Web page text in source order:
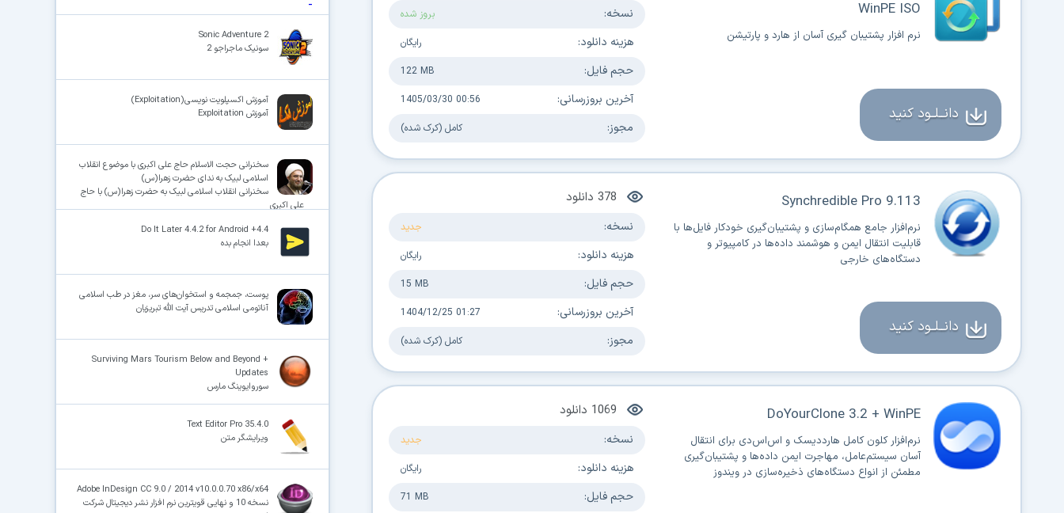
WinPE ISO
نرم افزار پشتیبان گیری آسان از هارد و پارتیشن
نسخه: بروز شده
هزینه دانلود: رایگان
حجم فایل: 122 MB
آخرین بروزرسانی: 1405/03/30 00:56
مجوز: کامل (کرک شده)
دانــلــود کنید
Synchredible Pro 9.113
نرم‌افزار جامع همگام‌سازی و پشتیبان‌گیری خودکار فایل‌ها با
قابلیت انتقال ایمن و هوشمند داده‌ها در کامپیوتر و
دستگاه‌های خارجی
378 دانلود
نسخه: جدید
هزینه دانلود: رایگان
حجم فایل: 15 MB
آخرین بروزرسانی: 1404/12/25 01:27
مجوز: کامل (کرک شده)
دانــلــود کنید
DoYourClone 3.2 + WinPE
نرم‌افزار کلون کامل هارددیسک و اس‌اس‌دی برای انتقال
آسان سیستم‌عامل، مهاجرت ایمن داده‌ها و پشتیبان‌گیری
مطمئن از انواع دستگاه‌های ذخیره‌سازی در ویندوز
1069 دانلود
نسخه: جدید
هزینه دانلود: رایگان
حجم فایل: 71 MB
Sonic Adventure 2
سونیک ماجراجو 2
آموزش اکسپلویت نویسی(Exploitation)
آموزش Exploitation
سخنرانی حجت الاسلام حاج علی اکبری با موضوع انقلاب
اسلامی لبیک به ندای حضرت زهرا(س)
سخنرانی انقلاب اسلامی لبیک به حضرت زهرا(س) با حاج
علی اکبری
Do It Later 4.4.2 for Android +4.4
بعدا انجام بده
پوست، جمجمه و استخوان‌های سر، مغز در طب اسلامی
آناتومی اسلامی تدریس آیت الله تبریزیان
Surviving Mars Tourism Below and Beyond +
Updates
سوروایوینگ مارس
Text Editor Pro 35.4.0
ویرایشگر متن
Adobe InDesign CC 9.0 / 2014 v10.0.0.70 x86/x64
نسخه 10 و نهایی قویترین نرم افزار نشر دیجیتال شرکت